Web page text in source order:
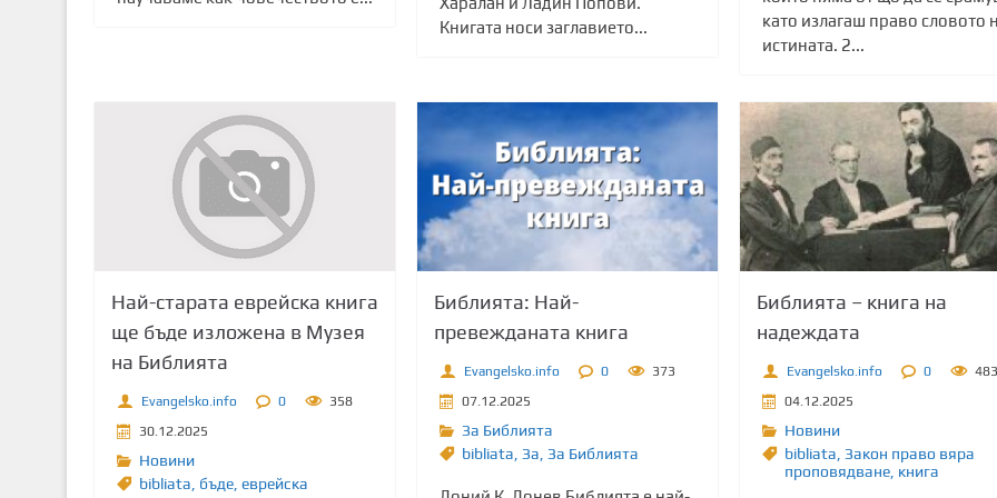
Книгата носи заглавието...
като излагаш право словото
истината. 2...
Най-старата еврейска книга
ще бъде изложена в Музея
на Библията
Evangelsko.info 0
358
30.12.2025
Новини
bibliata бъде, еврейска
Библията: Най-
превежданата книга
Evangelsko.info 0
373
07.12.2025
За Библията
bibliata Зa За Библията
Библията – книга на
надеждата
Evangelsko.info 0
483
04.12.2025
Новини
bibliata Закон право вяра
проповядване, книга